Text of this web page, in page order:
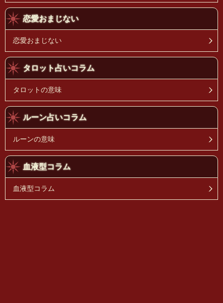
恋愛おまじない
恋愛おまじない
タロット占いコラム
タロットの意味
ルーン占いコラム
ルーンの意味
血液型コラム
血液型コラム